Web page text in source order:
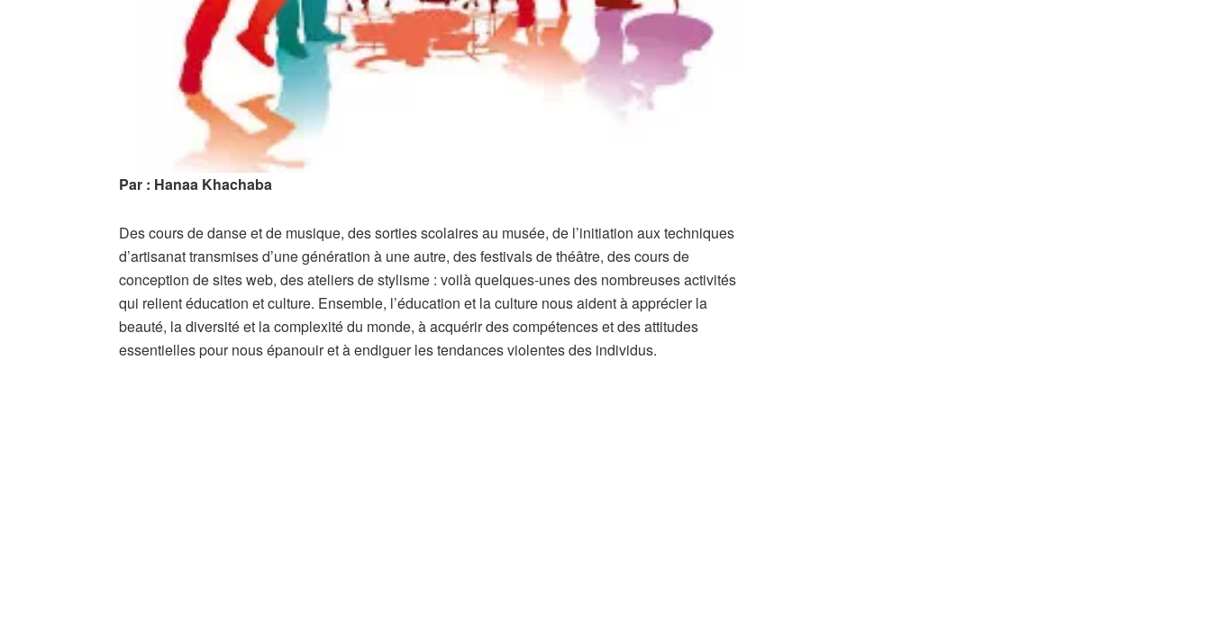
Par : Hanaa Khachaba
Des cours de danse et de musique, des sorties scolaires au musée, de l’initiation aux techniques
d’artisanat transmises d’une génération à une autre, des festivals de théâtre, des cours de
conception de sites web, des ateliers de stylisme : voilà quelques-unes des nombreuses activités
qui relient éducation et culture. Ensemble, l’éducation et la culture nous aident à apprécier la
beauté, la diversité et la complexité du monde, à acquérir des compétences et des attitudes
essentielles pour nous épanouir et à endiguer les tendances violentes des individus.